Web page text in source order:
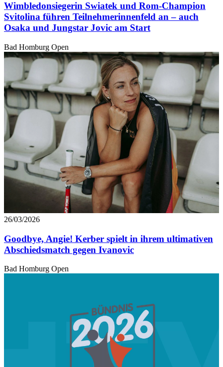
Wimbledonsiegerin Swiatek und Rom-Champion
Svitolina führen Teilnehmerinnenfeld an – auch
Osaka und Jungstar Jovic am Start
Bad Homburg Open
26/03/2026
Goodbye, Angie! Kerber spielt in ihrem ultimativen
Abschiedsmatch gegen Ivanovic
Bad Homburg Open